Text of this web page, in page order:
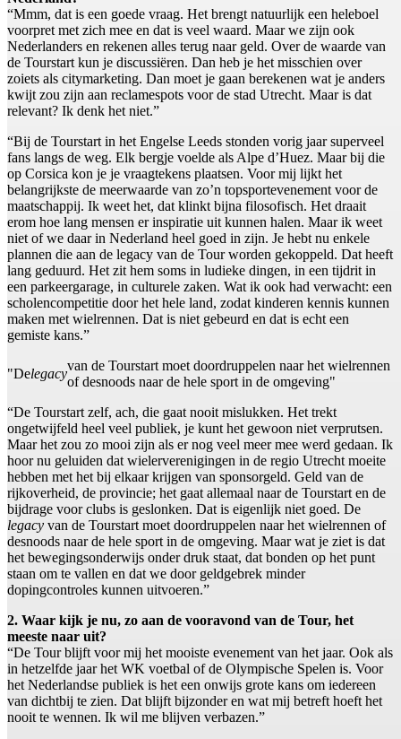
“Mmm, dat is een goede vraag. Het brengt natuurlijk een heleboel
voorpret met zich mee en dat is veel waard. Maar we zijn ook
Nederlanders en rekenen alles terug naar geld. Over de waarde van
de Tourstart kun je discussiëren. Dan heb je het misschien over
zoiets als citymarketing. Dan moet je gaan berekenen wat je anders
kwijt zou zijn aan reclamespots voor de stad Utrecht. Maar is dat
relevant? Ik denk het niet.”
“Bij de Tourstart in het Engelse Leeds stonden vorig jaar superveel
fans langs de weg. Elk bergje voelde als Alpe d’Huez. Maar bij die
op Corsica kon je je vraagtekens plaatsen. Voor mij lijkt het
belangrijkste de meerwaarde van zo’n topsportevenement voor de
maatschappij. Ik weet het, dat klinkt bijna filosofisch. Het draait
erom hoe lang mensen er inspiratie uit kunnen halen. Maar ik weet
niet of we daar in Nederland heel goed in zijn. Je hebt nu enkele
plannen die aan de legacy van de Tour worden gekoppeld. Dat heeft
lang geduurd. Het zit hem soms in ludieke dingen, in een tijdrit in
een parkeergarage, in culturele zaken. Wat ik ook had verwacht: een
scholencompetitie door het hele land, zodat kinderen kennis kunnen
maken met wielrennen. Dat is niet gebeurd en dat is echt een
gemiste kans.”
"Delegacy
van de Tourstart moet doordruppelen naar het wielrennen
of desnoods naar de hele sport in de omgeving"
“De Tourstart zelf, ach, die gaat nooit mislukken. Het trekt
ongetwijfeld heel veel publiek, je kunt het gewoon niet verprutsen.
Maar het zou zo mooi zijn als er nog veel meer mee werd gedaan. Ik
hoor nu geluiden dat wielerverenigingen in de regio Utrecht moeite
hebben met het bij elkaar krijgen van sponsorgeld. Geld van de
rijkoverheid, de provincie; het gaat allemaal naar de Tourstart en de
bijdrage voor clubs is geslonken. Dat is eigenlijk niet goed. De
legacy van de Tourstart moet doordruppelen naar het wielrennen of
desnoods naar de hele sport in de omgeving. Maar wat je ziet is dat
het bewegingsonderwijs onder druk staat, dat bonden op het punt
staan om te vallen en dat we door geldgebrek minder
dopingcontroles kunnen uitvoeren.”
2. Waar kijk je nu, zo aan de vooravond van de Tour, het
meeste naar uit?
“De Tour blijft voor mij het mooiste evenement van het jaar. Ook als
in hetzelfde jaar het WK voetbal of de Olympische Spelen is. Voor
het Nederlandse publiek is het een onwijs grote kans om iedereen
van dichtbij te zien. Dat blijft bijzonder en wat mij betreft hoeft het
nooit te wennen. Ik wil me blijven verbazen.”